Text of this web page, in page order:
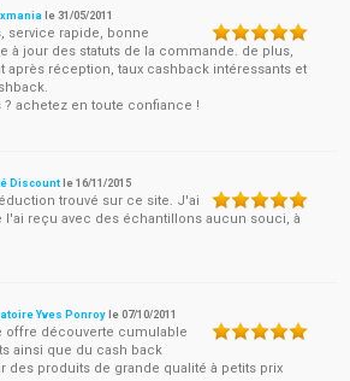
le31/05/2011
service rapide, bonne
à jour des statuts de la commande. de plus,
après réception, taux cashback intéressants et
achetez en toute confiance !
Discount le16/11/2015
trouvé sur ce site. J'ai
l'ai reçu avec des échantillons aucun souci, à
Yves Ponroy le07/10/2011
offre découverte cumulable
ainsi que du cash back
des produits de grande qualité à petits prix